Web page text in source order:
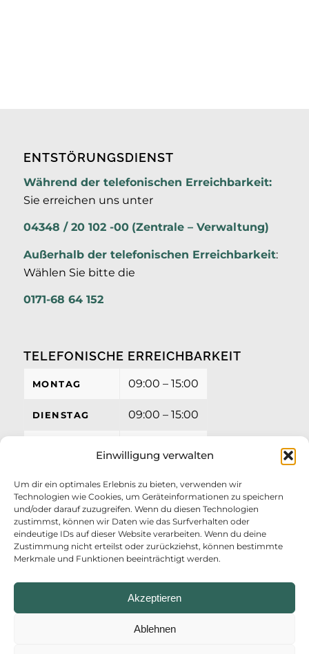
Einwilligung verwalten
Um dir ein optimales Erlebnis zu bieten, verwenden wir
Technologien wie Cookies, um Geräteinformationen zu speichern
und/oder darauf zuzugreifen. Wenn du diesen Technologien
zustimmst, können wir Daten wie das Surfverhalten oder
eindeutige IDs auf dieser Website verarbeiten. Wenn du deine
Zustimmung nicht erteilst oder zurückziehst, können bestimmte
Merkmale und Funktionen beeinträchtigt werden.
Akzeptieren
Ablehnen
ENTSTÖRUNGSDIENST
Während der telefonischen Erreichbarkeit:
Sie erreichen uns unter
04348 / 20 102 -00 (Zentrale – Verwaltung)
Außerhalb der telefonischen Erreichbarkeit:
Wählen Sie bitte die
0171-68 64 152
TELEFONISCHE ERREICHBARKEIT
MONTAG 09:00 – 15:00
DIENSTAG 09:00 – 15:00
FREITAG 09:00 – 12:00